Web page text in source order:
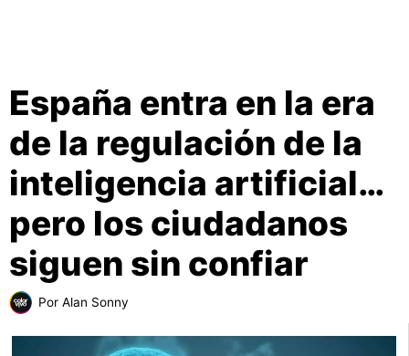
España entra en la era
de la regulación de la
inteligencia artificial…
pero los ciudadanos
siguen sin confiar
Por Alan Sonny